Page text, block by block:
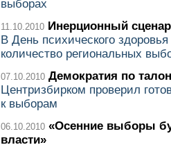
выборах
11.10.2010 Инерционный
В День психического
количество региональных
07.10.2010 Демократия по
Центризбирком проверил
к выборам
06.10.2010 «Осенние выборы
власти»